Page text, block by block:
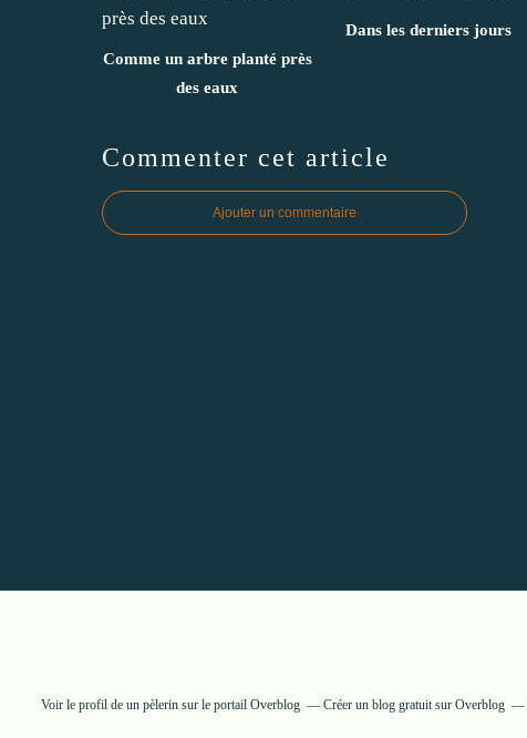
Comme un arbre planté près
des eaux
Dans les derniers jours
Commenter cet article
Ajouter un commentaire
Voir le profil de un pèlerin sur le portail Overblog Créer un blog gratuit sur Overblog